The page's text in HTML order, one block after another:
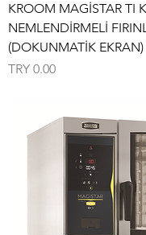
KROOM MAGİSTAR TI
NEMLENDİRMELİ
(DOKUNMATİK EKRAN)
Price
TRY 0.00